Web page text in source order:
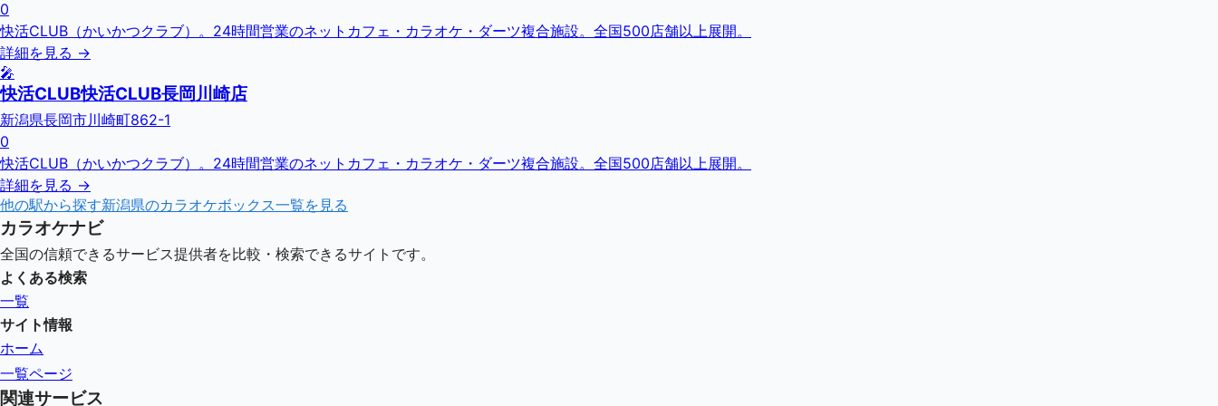
0
快活CLUB（かいかつクラブ）。24時間営業のネットカフェ・カラオケ・ダーツ複合施設。全国500店舗以上展開。
詳細を見る →
🎤
快活CLUB快活CLUB長岡川崎店
新潟県長岡市川崎町862-1
0
快活CLUB（かいかつクラブ）。24時間営業のネットカフェ・カラオケ・ダーツ複合施設。全国500店舗以上展開。
詳細を見る →
他の駅から探す新潟県のカラオケボックス一覧を見る
カラオケナビ
全国の信頼できるサービス提供者を比較・検索できるサイトです。
よくある検索
一覧
サイト情報
ホーム
一覧ページ
関連サービス